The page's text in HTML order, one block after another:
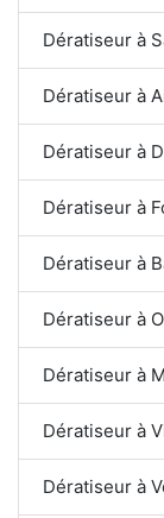
Dératiseur à
Dératiseur à
Dératiseur à
Dératiseur à
Dératiseur à
Dératiseur à
Dératiseur à
Dératiseur à
Dératiseur à